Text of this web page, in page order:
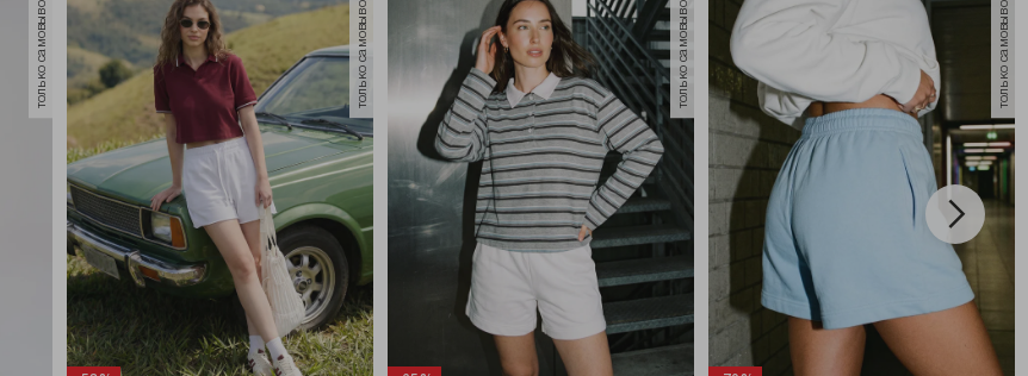
только самовывоз только самовывоз только самовывоз только самовывоз